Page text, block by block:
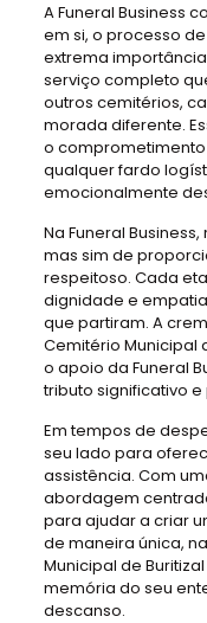
A Funeral Business
em si, o processo
extrema
serviço completo
outros cemitérios,
morada diferente.
o comprometimento
qualquer fardo
emocionalmente
Na Funeral
mas sim de
respeitoso. Cada
dignidade e
que partiram. A
Cemitério Municipal
o apoio da Funeral
tributo significativo
Em tempos de
seu lado para
assistência. Com
abordagem
para ajudar a criar
de maneira única,
Municipal de
memória do seu
descanso.